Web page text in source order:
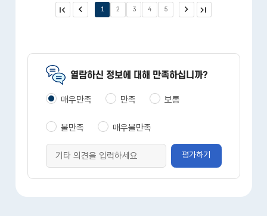
첫 페
이전 1 2 3 4 5 다음
마지
열람하신 정보에 대해 만족하십니까?
매우만족 만족 보통
불만족 매우불만족
평가하기